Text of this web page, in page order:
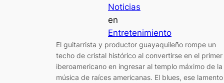
Noticias
en
Entretenimiento
El guitarrista y productor guayaquileño rompe un
techo de cristal histórico al convertirse en el primer
iberoamericano en ingresar al templo máximo de la
música de raíces americanas. El blues, ese lamento